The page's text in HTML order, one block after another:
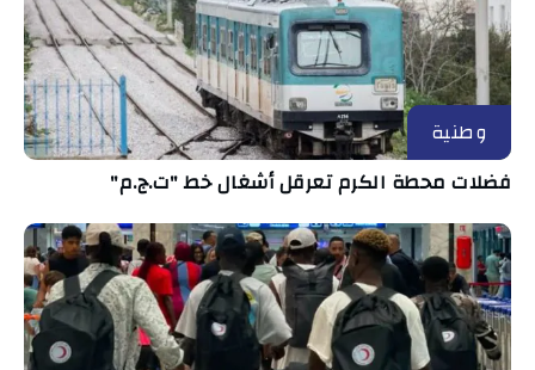
وطنية
فضلات محطة الكرم تعرقل أشغال خط "ت.ج.م"